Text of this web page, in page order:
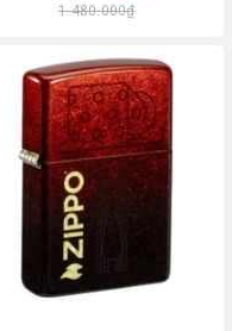
1.480.000₫